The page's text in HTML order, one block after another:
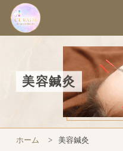
美容鍼灸
ホーム 美容鍼灸